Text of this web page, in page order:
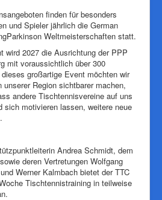
finden für besonders
und Spieler jährlich die German
Weltmeisterschaften statt.
wird 2027 die Ausrichtung der PPP
mit voraussichtlich über 300
großartige Event möchten wir
Region sichtbarer machen,
andere Tischtennisvereine auf uns
sich motivieren lassen, weitere neue
Andrea Schmidt, dem
deren Vertretungen Wolfgang
Werner Kalmbach bietet der TTC
Tischtennistraining in teilweise